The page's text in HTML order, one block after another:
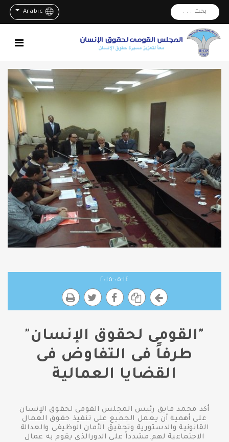
بحث . . . Arabic
١٤-٠٥-٢٠١٥
"القومى لحقوق الإنسان"
طرفاً فى التفاوض فى
القضايا العمالية
أكد محمد فايق رئيس المجلس القومى لحقوق الإنسان
على أهمية أن يعمل الجميع على تنفيذ حقوق العمال
القانونية والدستورية وتحقيق الأمان الوظيفى والعدالة
الاجتماعية لهم.مشدداً على الدورالذى يقوم به عمال